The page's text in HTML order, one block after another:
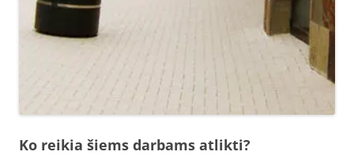
Ko reikia šiems darbams atlikti?